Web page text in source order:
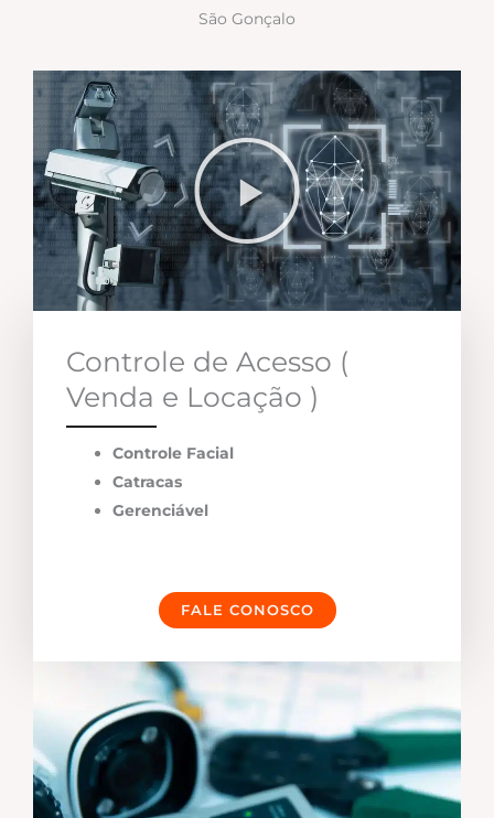
São Gonçalo
Controle de Acesso (
Venda e Locação )
Controle Facial
Catracas
Gerenciável
FALE CONOSCO